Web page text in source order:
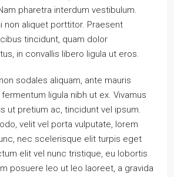
pharetra interdum vestibulum.
non aliquet porttitor. Praesent
tincidunt, quam dolor
in convallis libero ligula ut eros.
sodales aliquam, ante mauris
ligula nibh ut ex. Vivamus
ut pretium ac, tincidunt vel ipsum.
velit vel porta vulputate, lorem
nec scelerisque elit turpis eget
elit vel nunc tristique, eu lobortis
posuere leo ut leo laoreet, a gravida